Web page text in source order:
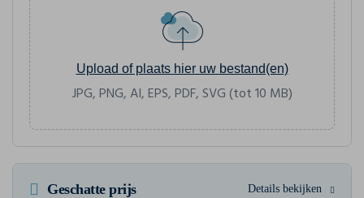
Upload of plaats hier uw bestand(en)
JPG, PNG, AI, EPS, PDF, SVG (tot 10 MB)
Geschatte prijs Details bekijken